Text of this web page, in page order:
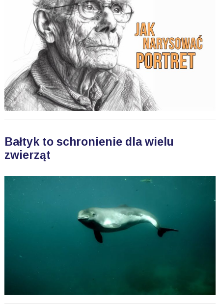
Bałtyk to schronienie dla wielu
zwierząt